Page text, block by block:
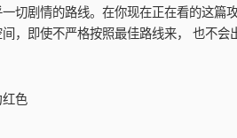
切剧情的路线。在你现在正在看的这篇
，即使不严格按照最佳路线来， 也不会
色